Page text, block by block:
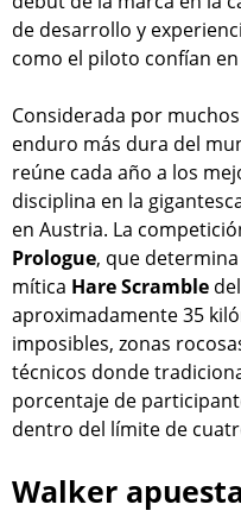
de desarrollo y
como el piloto confían
Considerada por
enduro más dura del
reúne cada año a los
disciplina en la
en Austria. La
Prologue, que
mítica Hare Scramble
aproximadamente 35
imposibles, zonas
técnicos donde
porcentaje de
dentro del límite de
Walker